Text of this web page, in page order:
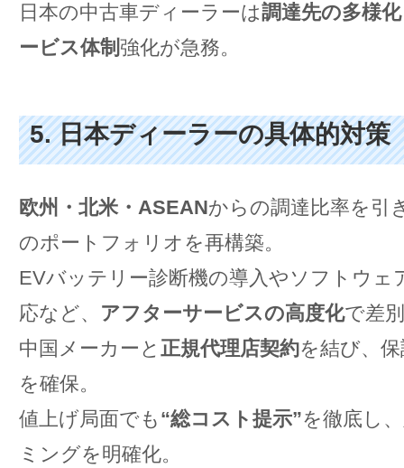
日本の中古車ディーラーは調達先の多様化
ービス体制 強化が急務。
5. 日本ディーラーの具体的対策
欧州・北米・ASEANからの調達比率を引
のポートフォリオを再構築。
EVバッテリー診断機の導入やソフトウェ
応など、 アフターサービスの高度化で差
中国メーカーと 正規代理店契約を結び、
を確保。
値上げ局面でも “総コスト提示”を徹底し
ミングを明確化。